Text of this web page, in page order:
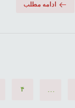
ادامه مطلب
… ۴